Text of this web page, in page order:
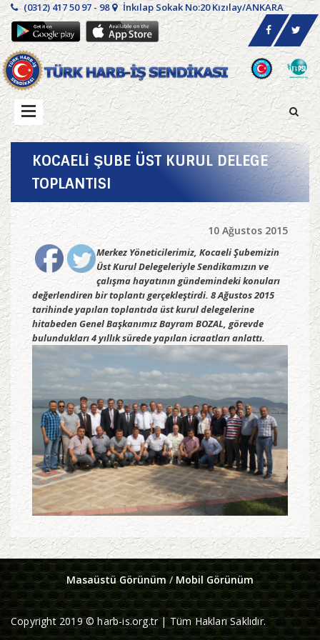
(0312) 417 50 97 - 98 İnkılap Sokak No:20 Kızılay/ANKARA
KOCAELİ ŞUBE ÜST KURUL DELEGE
TOPLANTISI
10 Ağustos 2015
Merkez Yöneticilerimiz, Kocaeli Şubemizin
Üst Kurul Delegeleriyle Sendikamızın ve
çalışma hayatının gündemindeki konuları
değerlendiren bir toplantı gerçekleştirdi. 8 Ağustos 2015
tarihinde yapılan toplantıda üst kurul delegelerine
hitabeden Genel Başkanımız Bayram BOZAL, görevde
bulundukları 4 yıllık sürede yapılan icraatları anlattı.
Masaüstü Görünüm/ Mobil Görünüm
Copyright 2019 © harb-is.org.tr | Tüm Hakları Saklıdır.